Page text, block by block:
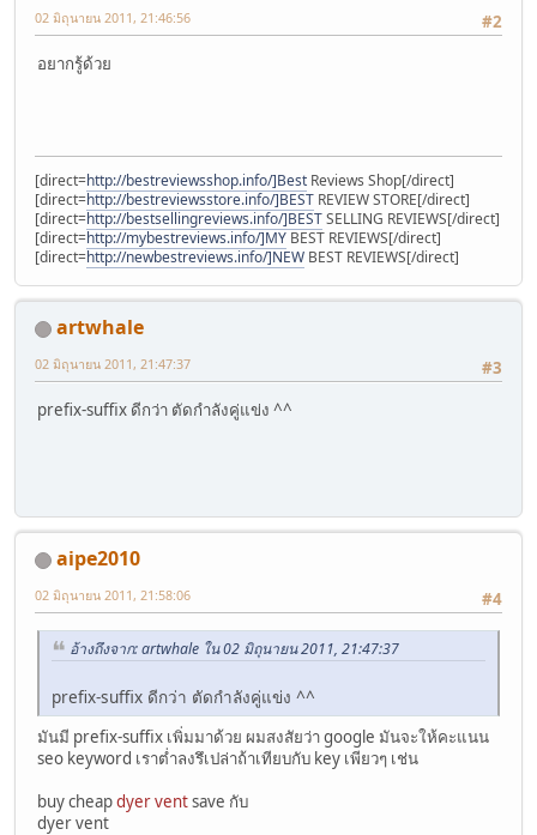
#2
02 มิถุนายน 2011, 21:46:56
อยากรู้ด้วย
[direct=http://bestreviewsshop.info/]Best Reviews Shop[/direct]
[direct=http://bestreviewsstore.info/]BEST REVIEW STORE[/direct]
[direct=http://bestsellingreviews.info/]BESTSELLING REVIEWS[/direct]
[direct=http://mybestreviews.info/]MY BEST REVIEWS[/direct]
[direct=http://newbestreviews.info/]NEW BEST REVIEWS[/direct]
artwhale
#3
02 มิถุนายน 2011, 21:47:37
prefix-suffix ดีกว่า ตัดกำลังคู่แข่ง ^^
aipe2010
#4
02 มิถุนายน 2011, 21:58:06
อ้างถึงจาก: artwhale ใน 02 มิถุนายน 2011, 21:47:37
prefix-suffix ดีกว่า ตัดกำลังคู่แข่ง ^^
มันมี prefix-suffix เพิ่มมาด้วย ผมสงสัยว่า google มันจะให้คะแนน
seo keyword เราต่ำลงรึเปล่าถ้าเทียบกับ key เพียวๆ เช่น
buy cheapdyer ventsave กับ
dyer vent